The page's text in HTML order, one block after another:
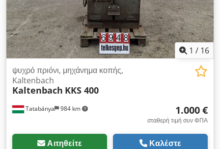
1 / 16
Tatabánya 984 km
ψυχρό πριόνι, μηχάνημα κοπής,
Kaltenbach
Kaltenbach KKS 400
1.000 €
σταθερή τιμή συν ΦΠΑ
Αιτηθείτε Καλέστε